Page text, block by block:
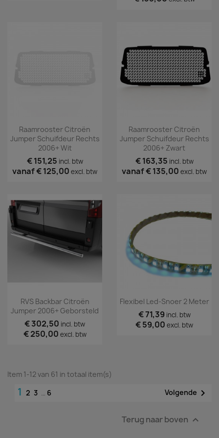
Raamrooster Citroën
Jumper Schuifdeur Rechts
2006+ Wit
€ 151,25 incl. btw
vanaf€ 125,00 excl. btw
Raamrooster Citroën
Jumper Schuifdeur Rechts
2006+ Zwart
€ 163,35 incl. btw
vanaf€ 135,00 excl. btw
RVS Backbar Citroën
Jumper 2006+ Geborsteld
€ 302,50 incl. btw
€ 250,00 excl. btw
Flexibel Led-Snoer 2 Meter
€ 71,39 incl. btw
€ 59,00 excl. btw
Item 1-12 van 61 in totaal item(s)
1 2 3 … 6 Volgende 
Terug naar boven 